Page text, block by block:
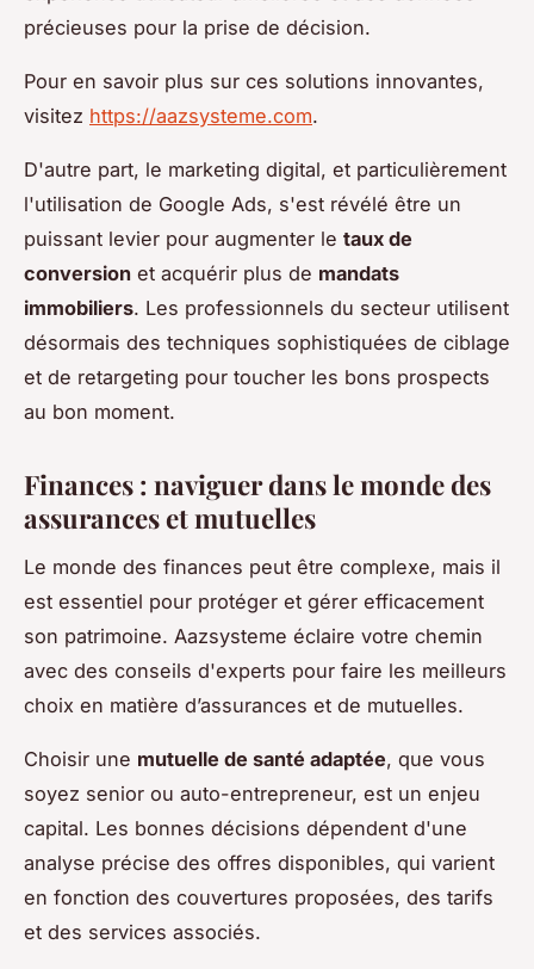
précieuses pour la prise de décision.
Pour en savoir plus sur ces solutions innovantes,
visitez https://aazsysteme.com.
D'autre part, le marketing digital, et particulièrement
l'utilisation de Google Ads, s'est révélé être un
puissant levier pour augmenter le taux de
conversion et acquérir plus de mandats
immobiliers. Les professionnels du secteur utilisent
désormais des techniques sophistiquées de ciblage
et de retargeting pour toucher les bons prospects
au bon moment.
Finances : naviguer dans le monde des
assurances et mutuelles
Le monde des finances peut être complexe, mais il
est essentiel pour protéger et gérer efficacement
son patrimoine. Aazsysteme éclaire votre chemin
avec des conseils d'experts pour faire les meilleurs
choix en matière d’assurances et de mutuelles.
Choisir une mutuelle de santé adaptée, que vous
soyez senior ou auto-entrepreneur, est un enjeu
capital. Les bonnes décisions dépendent d'une
analyse précise des offres disponibles, qui varient
en fonction des couvertures proposées, des tarifs
et des services associés.